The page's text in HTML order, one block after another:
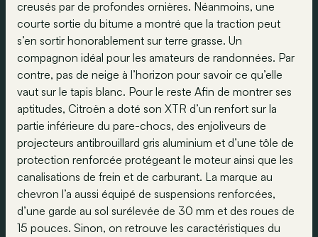
creusés par de profondes ornières. Néanmoins, une
courte sortie du bitume a montré que la traction peut
s’en sortir honorablement sur terre grasse. Un
compagnon idéal pour les amateurs de randonnées. Par
contre, pas de neige à l’horizon pour savoir ce qu’elle
vaut sur le tapis blanc. Pour le reste Afin de montrer ses
aptitudes, Citroën a doté son XTR d’un renfort sur la
partie inférieure du pare-chocs, des enjoliveurs de
projecteurs antibrouillard gris aluminium et d’une tôle de
protection renforcée protégeant le moteur ainsi que les
canalisations de frein et de carburant. La marque au
chevron l’a aussi équipé de suspensions renforcées,
d’une garde au sol surélevée de 30 mm et des roues de
15 pouces. Sinon, on retrouve les caractéristiques du